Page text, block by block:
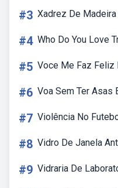
#3 Xadrez De
#4 Who Do You Love
#5 Voce Me Faz Feliz
#6 Voa Sem Ter Asas
#7 Violência No
#8 Vidro De Janela
#9 Vidraria De